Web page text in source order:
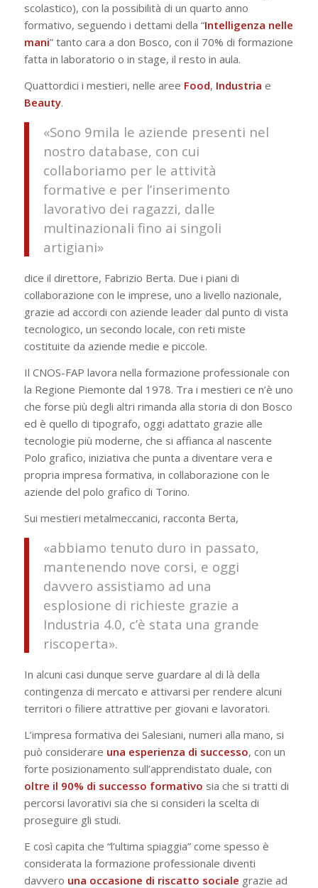
scolastico), con la possibilità di un quarto anno
formativo, seguendo i dettami della “Intelligenza nelle
mani” tanto cara a don Bosco, con il 70% di formazione
fatta in laboratorio o in stage, il resto in aula.
Quattordici i mestieri, nelle aree Food, Industria e
Beauty.
«Sono 9mila le aziende presenti nel
nostro database, con cui
collaboriamo per le attività
formative e per l’inserimento
lavorativo dei ragazzi, dalle
multinazionali fino ai singoli
artigiani»
dice il direttore, Fabrizio Berta. Due i piani di
collaborazione con le imprese, uno a livello nazionale,
grazie ad accordi con aziende leader dal punto di vista
tecnologico, un secondo locale, con reti miste
costituite da aziende medie e piccole.
Il CNOS-FAP lavora nella formazione professionale con
la Regione Piemonte dal 1978. Tra i mestieri ce n’è uno
che forse più degli altri rimanda alla storia di don Bosco
ed è quello di tipografo, oggi adattato grazie alle
tecnologie più moderne, che si affianca al nascente
Polo grafico, iniziativa che punta a diventare vera e
propria impresa formativa, in collaborazione con le
aziende del polo grafico di Torino.
Sui mestieri metalmeccanici, racconta Berta,
«abbiamo tenuto duro in passato,
mantenendo nove corsi, e oggi
davvero assistiamo ad una
esplosione di richieste grazie a
Industria 4.0, c’è stata una grande
riscoperta».
In alcuni casi dunque serve guardare al di là della
contingenza di mercato e attivarsi per rendere alcuni
territori o filiere attrattive per giovani e lavoratori.
L’impresa formativa dei Salesiani, numeri alla mano, si
può considerare una esperienza di successo, con un
forte posizionamento sull’apprendistato duale, con
oltre il 90% di successo formativo sia che si tratti di
percorsi lavorativi sia che si consideri la scelta di
proseguire gli studi.
E così capita che “l’ultima spiaggia” come spesso è
considerata la formazione professionale diventi
davvero una occasione di riscatto sociale grazie ad